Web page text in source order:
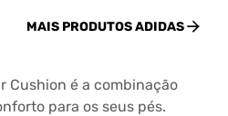
MAIS PRODUTOSADIDAS
Cushion é a combinação
para os seus pés.